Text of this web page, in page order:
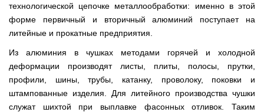
технологической цепочке металлообработки: именно в этой
форме первичный и вторичный алюминий поступает на
литейные и прокатные предприятия.
Из алюминия в чушках методами горячей и холодной
деформации производят листы, плиты, полосы, прутки,
профили, шины, трубы, катанку, проволоку, поковки и
штампованные изделия. Для литейного производства чушки
служат шихтой при выплавке фасонных отливок. Таким